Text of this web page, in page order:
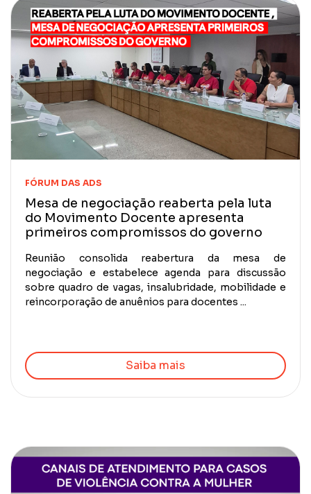
FÓRUM DAS ADS
Mesa de negociação reaberta pela luta
do Movimento Docente apresenta
primeiros compromissos do governo
Reunião consolida reabertura da mesa de
negociação e estabelece agenda para discussão
sobre quadro de vagas, insalubridade, mobilidade e
reincorporação de anuênios para docentes ...
Saiba mais